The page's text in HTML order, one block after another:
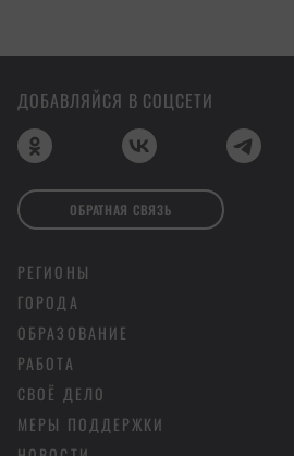
РЕГИОНЫ
ГОРОДА
ОБРАЗОВАНИЕ
РАБОТА
СВОЁ ДЕЛО
МЕРЫ ПОДДЕРЖКИ
ДОБАВЛЯЙСЯ В СОЦСЕТИ
ОБРАТНАЯ СВЯЗЬ